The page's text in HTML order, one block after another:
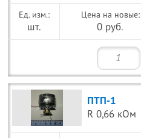
шт.
Цена на новые:
0 руб.
ПТП-1
R 0,66 кОм